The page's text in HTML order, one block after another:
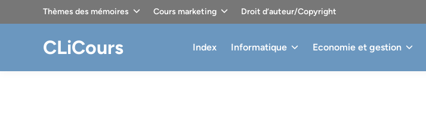
Thèmes des mémoires Cours marketing Droit d’auteur/Copyright
CLiCours Index Informatique Economie et gestion